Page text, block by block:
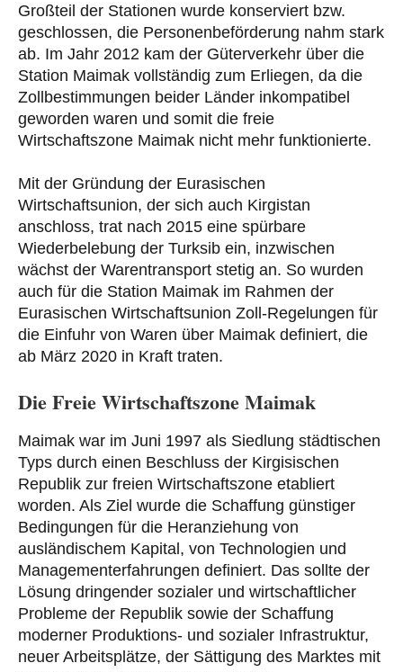
Großteil der Stationen wurde konserviert bzw.
geschlossen, die Personenbeförderung nahm stark
ab. Im Jahr 2012 kam der Güterverkehr über die
Station Maimak vollständig zum Erliegen, da die
Zollbestimmungen beider Länder inkompatibel
geworden waren und somit die freie
Wirtschaftszone Maimak nicht mehr funktionierte.
Mit der Gründung der Eurasischen
Wirtschaftsunion, der sich auch Kirgistan
anschloss, trat nach 2015 eine spürbare
Wiederbelebung der Turksib ein, inzwischen
wächst der Warentransport stetig an. So wurden
auch für die Station Maimak im Rahmen der
Eurasischen Wirtschaftsunion Zoll-Regelungen für
die Einfuhr von Waren über Maimak definiert, die
ab März 2020 in Kraft traten.
Die Freie Wirtschaftszone Maimak
Maimak war im Juni 1997 als Siedlung städtischen
Typs durch einen Beschluss der Kirgisischen
Republik zur freien Wirtschaftszone etabliert
worden. Als Ziel wurde die Schaffung günstiger
Bedingungen für die Heranziehung von
ausländischem Kapital, von Technologien und
Managementerfahrungen definiert. Das sollte der
Lösung dringender sozialer und wirtschaftlicher
Probleme der Republik sowie der Schaffung
moderner Produktions- und sozialer Infrastruktur,
neuer Arbeitsplätze, der Sättigung des Marktes mit